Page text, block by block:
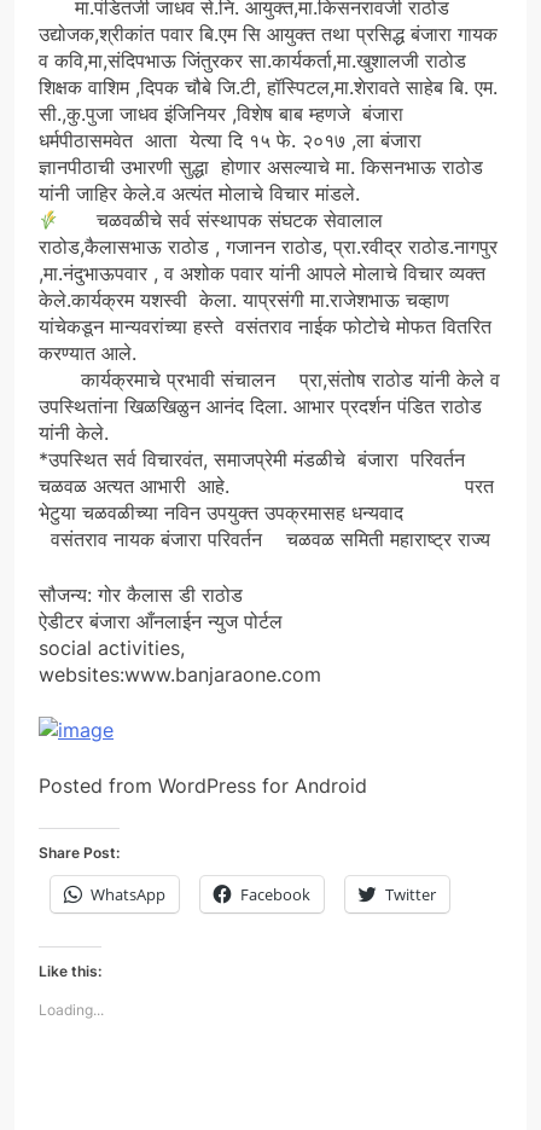
मा.पंडितजी जाधव से.नि. आयुक्त,मा.किसनरावजी राठोड
उद्योजक,श्रीकांत पवार बि.एम सि आयुक्त तथा प्रसिद्ध बंजारा गायक
व कवि,मा,संदिपभाऊ जिंतुरकर सा.कार्यकर्ता,मा.खुशालजी राठोड
शिक्षक वाशिम ,दिपक चौबे जि.टी, हॉस्पिटल,मा.शेरावते साहेब बि. एम.
सी.,कु.पुजा जाधव इंजिनियर ,विशेष बाब म्हणजे बंजारा
धर्मपीठासमवेत आता येत्या दि १५ फे. २०१७ ,ला बंजारा
ज्ञानपीठाची उभारणी सुद्धा होणार असल्याचे मा. किसनभाऊ राठोड
यांनी जाहिर केले.व अत्यंत मोलाचे विचार मांडले.
चळवळीचे सर्व संस्थापक संघटक सेवालाल
राठोड,कैलासभाऊ राठोड , गजानन राठोड, प्रा.रवीद्र राठोड.नागपुर
,मा.नंदुभाऊपवार , व अशोक पवार यांनी आपले मोलाचे विचार व्यक्त
केले.कार्यक्रम यशस्वी केला. याप्रसंगी मा.राजेशभाऊ चव्हाण
यांचेकडून मान्यवरांच्या हस्ते वसंतराव नाईक फोटोचे मोफत वितरित
करण्यात आले.
कार्यक्रमाचे प्रभावी संचालन प्रा,संतोष राठोड यांनी केले व
उपस्थितांना खिळखिळुन आनंद दिला. आभार प्रदर्शन पंडित राठोड
यांनी केले.
*उपस्थित सर्व विचारवंत, समाजप्रेमी मंडळीचे बंजारा परिवर्तन
चळवळ अत्यत आभारी आहे. परत
भेटुया चळवळीच्या नविन उपयुक्त उपक्रमासह धन्यवाद
वसंतराव नायक बंजारा परिवर्तन चळवळ समिती महाराष्ट्र राज्य
सौजन्य: गोर कैलास डी राठोड
ऐडीटर बंजारा आँनलाईन न्युज पोर्टल
social activities,
websites:www.banjaraone.com
Posted from WordPress for Android
Share Post:
WhatsApp Facebook Twitter
Like this:
Loading...